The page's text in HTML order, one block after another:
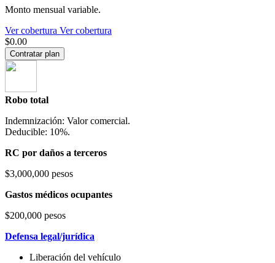
Monto mensual variable.
Ver cobertura Ver cobertura
$0.00
Contratar plan
Robo total
Indemnización: Valor comercial.
Deducible: 10%.
RC por daños a terceros
$3,000,000 pesos
Gastos médicos ocupantes
$200,000 pesos
Defensa legal/jurídica
Liberación del vehículo